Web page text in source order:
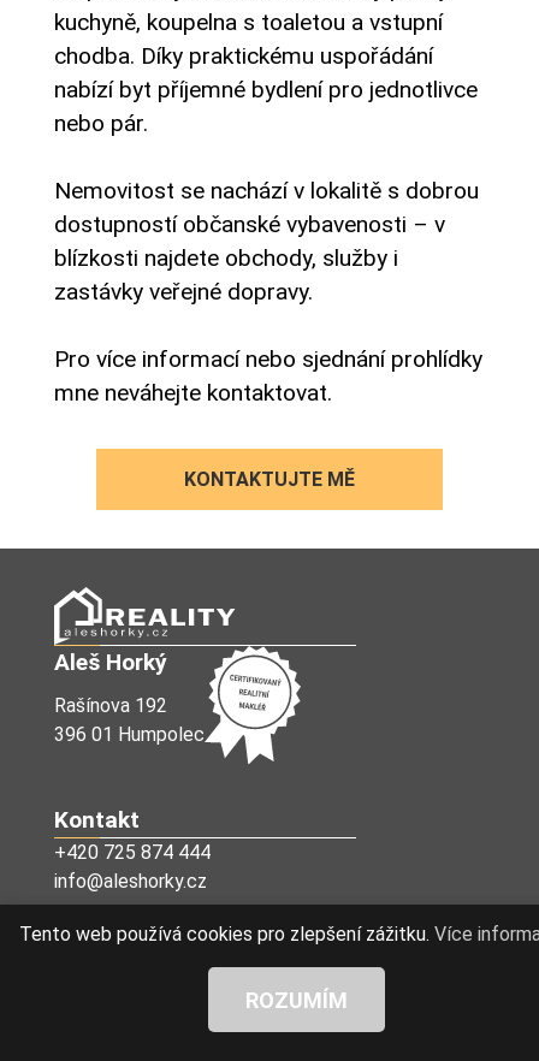
Tento web používá cookies pro zlepšení zážitku. Více
ROZUMÍM
kuchyně, koupelna s toaletou a vstupní
chodba. Díky praktickému uspořádání
nabízí byt příjemné bydlení pro jednotlivce
nebo pár.
Nemovitost se nachází v lokalitě s dobrou
dostupností občanské vybavenosti – v
blízkosti najdete obchody, služby i
zastávky veřejné dopravy.
Pro více informací nebo sjednání prohlídky
mne neváhejte kontaktovat.
KONTAKTUJTE MĚ
Aleš Horký
Rašínova 192
396 01 Humpolec
Kontakt
+420 725 874 444
info@aleshorky.cz
Sociální sítě